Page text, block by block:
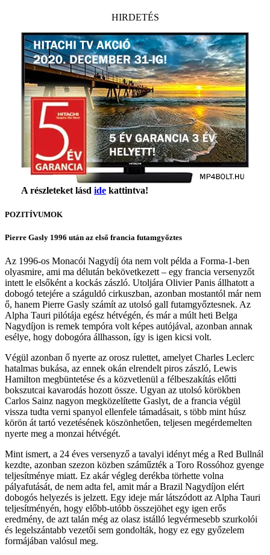
HIRDETÉS
A részleteket lásd ide kattintva!
POZITÍVUMOK
Pierre Gasly 1996 után az első francia futamgyőztes
Az 1996-os Monacói Nagydíj óta nem volt példa a Forma-1-ben
olyasmire, ami ma délután bekövetkezett – egy francia versenyzőt
intett le elsőként a kockás zászló. Utoljára Olivier Panis állhatott a
dobogó tetejére a száguldó cirkuszban, azonban mostantól már nem
ő, hanem Pierre Gasly számít az utolsó gall futamgyőztesnek. Az
Alpha Tauri pilótája egész hétvégén, és már a múlt heti Belga
Nagydíjon is remek tempóra volt képes autójával, azonban annak
esélye, hogy dobogóra állhasson, így is igen kicsi volt.
Végül azonban ő nyerte az orosz rulettet, amelyet Charles Leclerc
hatalmas bukása, az ennek okán elrendelt piros zászló, Lewis
Hamilton megbüntetése és a közvetlenül a félbeszakítás előtti
bokszutcai kavarodás hozott össze. Ugyan az utolsó körökben
Carlos Sainz nagyon megközelítette Gaslyt, de a francia végül
vissza tudta verni spanyol ellenfele támadásait, s több mint húsz
körön át tartó vezetésének köszönhetően, teljesen megérdemelten
nyerte meg a monzai hétvégét.
Mint ismert, a 24 éves versenyző a tavalyi idényt még a Red Bullnál
kezdte, azonban szezon közben száműzték a Toro Rossóhoz gyenge
teljesítménye miatt. Ez akár végleg derékba törhette volna
pályafutását, de nem adta fel, amit már a Brazil Nagydíjon elért
dobogós helyezés is jelzett. Egy ideje már látszódott az Alpha Tauri
teljesítményén, hogy előbb-utóbb összejöhet egy igen erős
eredmény, de azt talán még az olasz istálló legvérmesebb szurkolói
és legelszántabb vezetői sem gondolták, hogy ez egy győzelem
formájában valósul meg.